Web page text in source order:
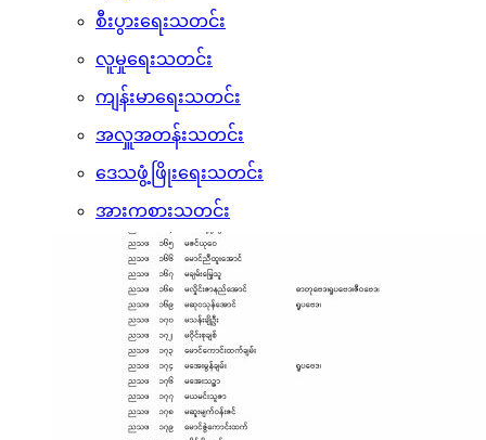
စီးပွားရေးသတင်း
လူမှုရေးသတင်း
ကျန်းမာရေးသတင်း
အလှူအတန်းသတင်း
ဒေသဖွံ့ဖြိုးရေးသတင်း
အားကစားသတင်း